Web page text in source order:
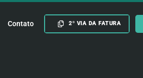
Contato 2º VIA DA FATURA